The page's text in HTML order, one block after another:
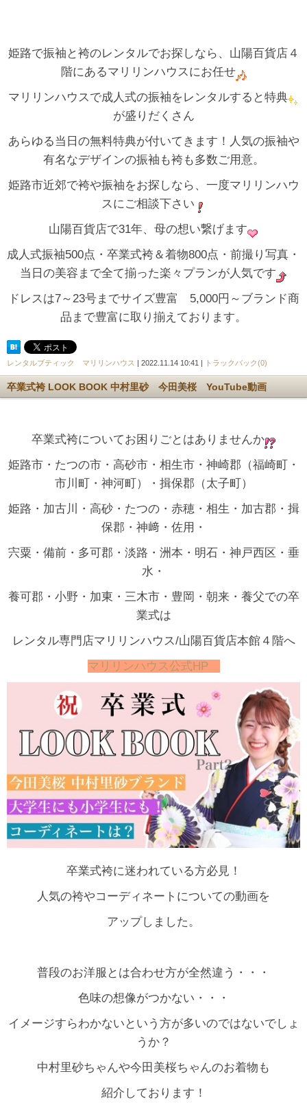
姫路で振袖と袴のレンタルでお探しなら、山陽百貨店４
階にあるマリリンハウスにお任せ
マリリンハウスで成人式の振袖をレンタルすると特典
が盛りだくさん
あらゆる当日の無料特典が付いてきます！人気の振袖や
有名なデザインの振袖も袴も多数ご用意。
姫路市近郊で袴や振袖をお探しなら、一度マリリンハウ
スにご相談下さい
山陽百貨店で31年、母の想い繋げます
成人式振袖500点・卒業式袴＆着物800点・前撮り写真・
当日の美容まで全て揃った楽々プランが人気です
ドレスは7～23号までサイズ豊富 5,000円～ブランド商
品まで豊富に取り揃えております。
レンタルブティック マリリンハウス | 2022.11.14 10:41 | トラックバック(0)
卒業式袴 LOOK BOOK 中村里砂 今田美桜 YouTube動画
卒業式袴についてお困りごとはありませんか
姫路市・たつの市・高砂市・相生市・神崎郡（福崎町・
市川町・神河町）・揖保郡（太子町）
姫路・加古川・高砂・たつの・赤穂・相生・加古郡・揖
保郡・神﨑・佐用・
宍粟・備前・多可郡・淡路・洲本・明石・神戸西区・垂
水・
養可郡・小野・加東・三木市・豊岡・朝来・養父での卒
業式は
レンタル専門店マリリンハウス/山陽百貨店本館４階へ
マリリンハウス公式HP
卒業式袴に迷われている方必見！
人気の袴やコーディネートについての動画を
アップしました。
普段のお洋服とは合わせ方が全然違う・・・
色味の想像がつかない・・・
イメージすらわかないという方が多いのではないでしょ
うか？
中村里砂ちゃんや今田美桜ちゃんのお着物も
紹介しております！